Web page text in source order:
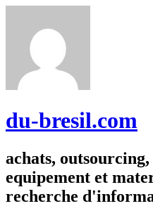
du-bresil.com
achats,
equipement et
recherche